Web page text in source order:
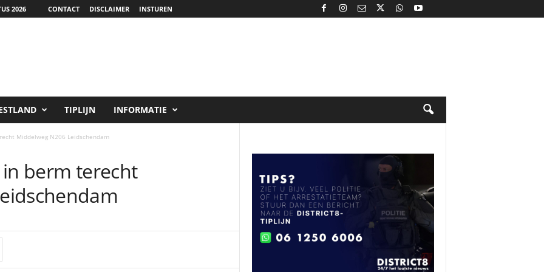
2026 CONTACT DISCLAIMER INSTUREN
TIPLIJN INFORMATIE
Middelweg N206 Leidschendam
berm terecht